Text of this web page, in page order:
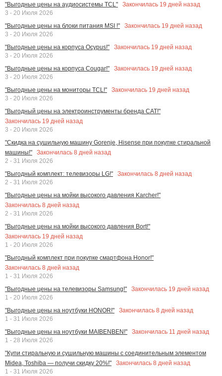
"Выгодные цены на аудиосистемы TCL"
Закончилась 19 дней назад
3 - 20 Июля 2026
"Выгодные цены на блоки питания MSI !"
Закончилась 19 дней назад
3 - 20 Июля 2026
"Выгодные цены на корпуса Ocypus!"
Закончилась 19 дней назад
3 - 20 Июля 2026
"Выгодные цены на корпуса Cougar!"
Закончилась 19 дней назад
3 - 20 Июля 2026
"Выгодные цены на мониторы TCL!"
Закончилась 19 дней назад
3 - 20 Июля 2026
"Выгодный цены на электроинструменты бренда CAT!"
Закончилась 19 дней назад
3 - 20 Июля 2026
"Скидка на сушильную машину Gorenje, Hisense при покупке стиральной
машины!"
Закончилась 8 дней назад
2 - 31 Июля 2026
"Выгодный комплект: телевизоры LG!"
Закончилась 8 дней назад
2 - 31 Июля 2026
"Выгодные цены на мойки высокого давления Karcher!"
Закончилась 8 дней назад
2 - 31 Июля 2026
"Выгодные цены на мойки высокого давления Bort!"
Закончилась 19 дней назад
1 - 20 Июля 2026
"Выгодный комплект при покупке смартфона Honor!"
Закончилась 8 дней назад
1 - 31 Июля 2026
"Выгодные цены на телевизоры Samsung!"
Закончилась 19 дней назад
1 - 20 Июля 2026
"Выгодные цены на ноутбуки HONOR!"
Закончилась 8 дней назад
1 - 31 Июля 2026
"Выгодные цены на ноутбуки MAIBENBEN!"
Закончилась 11 дней назад
1 - 28 Июля 2026
"Купи стиральную и сушильную машины с соединительным элементом
Midea, Toshiba — получи скидку 20%!"
Закончилась 8 дней назад
1 - 31 Июля 2026